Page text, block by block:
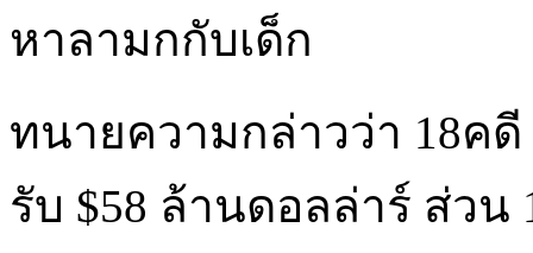
หาลามกกับเด็ก
ทนายความกล่าวว่า 18คดี
รับ $58 ล้านดอลล่าร์ ส่วน